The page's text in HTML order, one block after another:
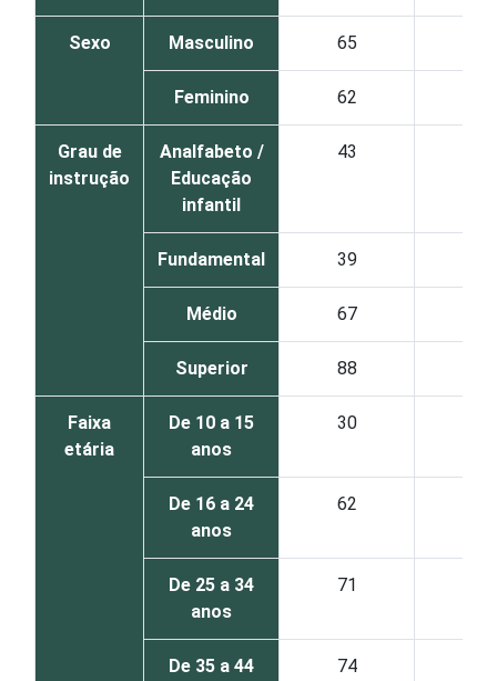
Sexo Masculino 65
Feminino 62
Grau de
instrução
Analfabeto /
Educação
infantil
43
Fundamental 39
Médio 67
Superior 88
Faixa
etária
De 10 a 15
anos
30
De 16 a 24
anos
62
De 25 a 34
anos
71
De 35 a 44
74